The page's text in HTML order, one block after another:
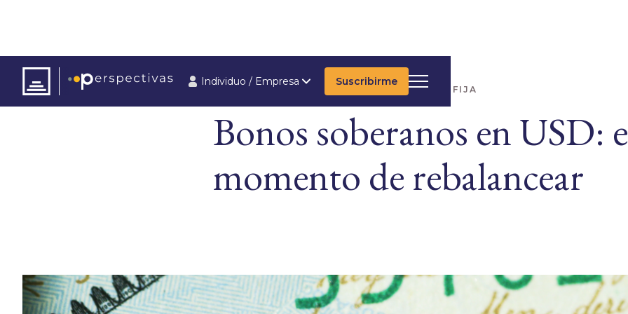
Individuo / Empresa Suscribirme
ARTÍCULOS RENTA FIJA
Bonos soberanos en USD:
momento de rebalancear